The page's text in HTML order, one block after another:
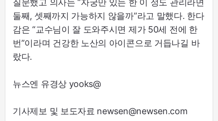
질문했고 의사는 “자궁만 있는 한 이 정도 관리라면
둘째, 셋째까지 가능하지 않을까”라고 말했다. 한다
감은 “교수님이 잘 도와주시면 제가 50세 전에 한
번”이라며 건강한 노산의 아이콘으로 거듭나길 바
랐다.
뉴스엔 유경상 yooks@
기사제보 및 보도자료 newsen@newsen.com